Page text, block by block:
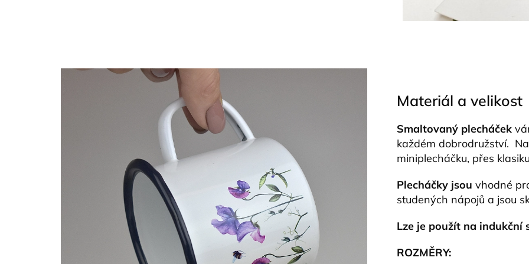
Materiál a velikost
Smaltovaný plecháček
každém dobrodružství.
miniplecháčku, přes
Plecháčky jsou vhodné
studených nápojů a jsou
Lze je použít na indukční
ROZMĚRY: